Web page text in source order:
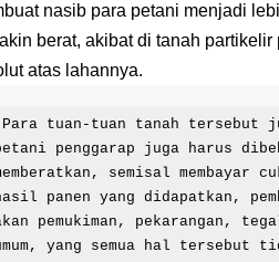
nasib para petani menjadi
berat, akibat di tanah
atas lahannya.
penggarap juga harus
semisal membayar
panen yang didapatkan,
pemukiman, pekarangan,
yang semua hal tersebut